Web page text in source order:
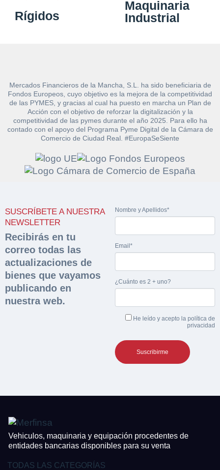
Rígidos
Maquinaria
Industrial
Mercados Financieros de la Mancha, S.L. ha sido beneficiaria de
Fondos Europeos, cuyo objetivo es la mejora de la competitividad
de las PYMES, y gracias al cual ha puesto en marcha un Plan de
Acción con el objetivo de reforzar la digitalización y la
competitividad de las pymes durante el año 2025. Para ello ha
contado con el apoyo del Programa Pyme Digital de la Cámara de
Comercio de Ciudad Real. #EuropaSeSiente
SUSCRÍBETE A NUESTRA
NEWSLETTER
Recibirás en tu
correo todas las
actualizaciones de
bienes que vayamos
publicando en
nuestra web.
Nombre y Apellidos*
Email*
¿Cuánto es 2 + uno?
He leído y acepto la política de
privacidad
Vehiculos, maquinaria y equipación procedentes de
entidades bancarias disponibles para su venta
TODAS LAS CATEGORÍAS
¿Cuánto es 6 + uno?
CONTACTO
926 25 08 86